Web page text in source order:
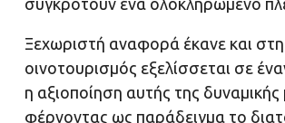
συγκροτούν ένα ολοκληρωμένο
Ξεχωριστή αναφορά έκανε και
οινοτουρισμός εξελίσσεται σε
η αξιοποίηση αυτής της δυναμικής
φέρνοντας ως παράδειγμα το